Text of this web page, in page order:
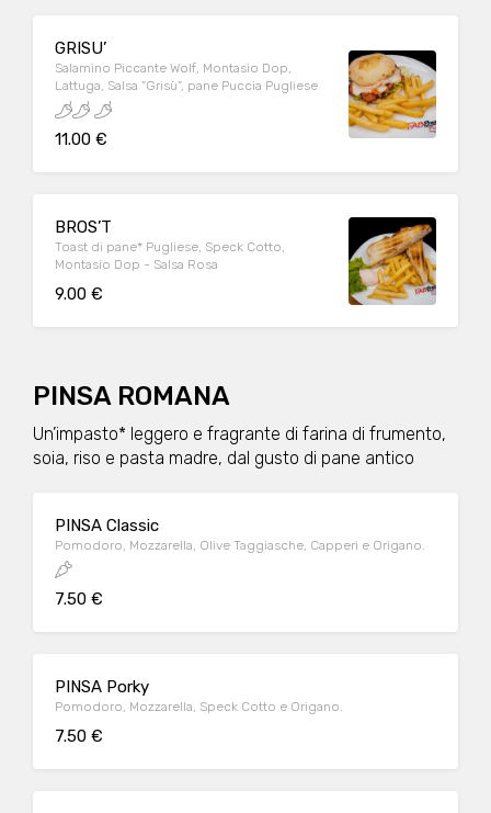
GRISU’
Salamino Piccante Wolf, Montasio Dop,
Lattuga, Salsa “Grisù”, pane Puccia Pugliese
11.00 €
BROS’T
Toast di pane* Pugliese, Speck Cotto,
Montasio Dop - Salsa Rosa
9.00 €
PINSA ROMANA
Un’impasto* leggero e fragrante di farina di frumento,
soia, riso e pasta madre, dal gusto di pane antico
PINSA Classic
Pomodoro, Mozzarella, Olive Taggiasche, Capperi e Origano.
7.50 €
PINSA Porky
Pomodoro, Mozzarella, Speck Cotto e Origano.
7.50 €